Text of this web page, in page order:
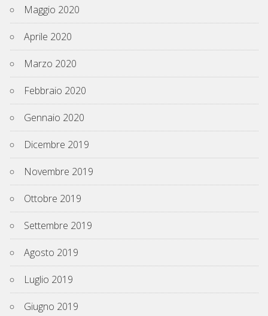
Maggio 2020
Aprile 2020
Marzo 2020
Febbraio 2020
Gennaio 2020
Dicembre 2019
Novembre 2019
Ottobre 2019
Settembre 2019
Agosto 2019
Luglio 2019
Giugno 2019